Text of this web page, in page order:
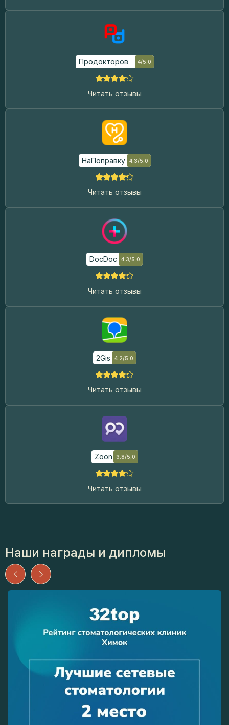
Продокторов 4/5.0
Читать отзывы
НаПоправку 4.3/5.0
Читать отзывы
DocDoc 4.3/5.0
Читать отзывы
2Gis 4.2/5.0
Читать отзывы
Zoon 3.8/5.0
Читать отзывы
Наши награды и дипломы